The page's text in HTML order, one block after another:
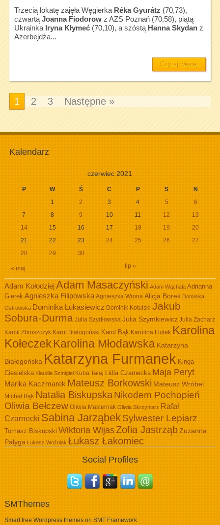
Trzecią lokatę zajęła Węgierka Réka Gyurátz (70,73),
czwartą Joanna Fiodorowz AZS Poznań (70,58), piątą
Ukrainka Iryna Kłymeć(70,10), a szóstą Hanna Skydanz
Azerbejdża...
Czytaj więcej
1 2 3 Następne »
Kalendarz
czerwiec 2021
P W Ś C P S N
« maj lip »
1 2 3 4 5
6
7
8 9 10 11 12
13
14
15 16 17 18 19
20
21
22 23 24 25 26
27
28
29 30
Adam KołodziejAdam Masaczyński Adam Wąchała Adrianna
Gierek Agnieszka Filipowska Agnieszka Wrona Alicja Borek Dominika
Ostrowska Dominika Łukasiewicz Dominik Kotulski Jakub
Sobura-Durma Julia Szydłowska Julia Szymkiewicz Julia Zacharz
Kamil Zbroszczyk Karol Białogoński Karol Bąk Karolina Fiutek Karolina
KołeczekKarolina Młodawska Katarzyna
Białogońska Katarzyna Furmanek Kinga
Ciesielska Klaudia Szmigiel Kuba Tałaj Lidia Czarnecka Maja Peryt
Marika Kaczmarek Mateusz Borkowski Mateusz Wróbel
Michał Bąk Natalia BiskupskaNikodem Pochopień
Oliwia Bełczew Oliwia Masternak Oliwia Skrzyniarz Rafał
Czarnecki Sabina JarząbekSylwester Lepiarz
Tomasz Biskupski Wiktoria WijasZofia JastrząbZuzanna
Pałyga Łukasz Woźniak Łukasz Łakomiec
Social Profiles
SMThemes
Smart free Wordpress themes on SMT Framework